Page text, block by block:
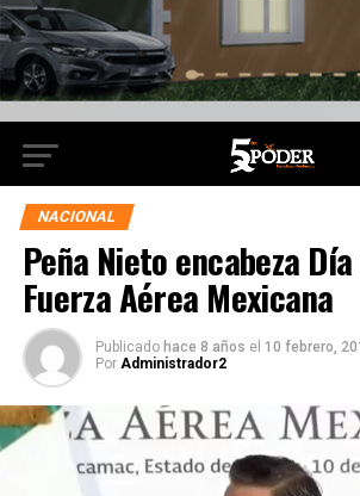
NACIONAL
Peña Nieto encabeza
Fuerza Aérea Mexicana
Publicado hace 8 años el 10 febrero,
Por Administrador2